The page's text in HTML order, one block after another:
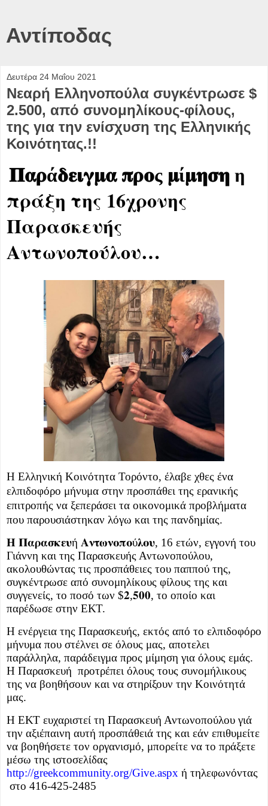
Αντίποδας
Δευτέρα 24 Μαΐου 2021
Νεαρή Ελληνοπούλα συγκέντρωσε $
2.500, από συνομηλίκους-φίλους,
της για την ενίσχυση της Ελληνικής
Κοινότητας.!!
𝚷𝛂𝛒ά𝛅𝛆𝛊𝛄𝛍𝛂 𝛑𝛒𝛐ς 𝛍ί𝛍𝛈𝛔𝛈 η
πράξη της 16χρονης
Παρασκευής
Αντωνοπούλου…
Η Ελληνική Κοινότητα Τορόντο, έλαβε χθες ένα
ελπιδοφόρο μήνυμα στην προσπάθει της ερανικής
επιτροπής να ξεπεράσει τα οικονομικά προβλήματα
που παρουσιάστηκαν λόγω και της πανδημίας.
𝚮 𝚷𝛂𝛒𝛂𝛔𝛋𝛆𝛖ή 𝚨𝛎𝛕𝛚𝛎𝛐𝛑𝛐ύ𝛌𝛐𝛖, 16 ετών, εγγονή του
Γιάννη και της Παρασκευής Αντωνοπούλου,
ακολουθώντας τις προσπάθειες του παππού της,
συγκέντρωσε από συνομηλίκους φίλους της και
συγγενείς, το ποσό των $𝟐,𝟓𝟎𝟎, το οποίο και
παρέδωσε στην ΕΚΤ.
Η ενέργεια της Παρασκευής, εκτός από το ελπιδοφόρο
μήνυμα που στέλνει σε όλους μας, αποτελει
παράλληλα, παράδειγμα προς μίμηση για όλους εμάς.
Η Παρασκευή προτρέπει όλους τους συνομήλικους
της να βοηθήσουν και να στηρίξουν την Κοινότητά
μας.
Η ΕΚΤ ευχαριστεί τη Παρασκευή Αντωνοπούλου γιά
την αξιέπαινη αυτή προσπάθειά της και εάν επιθυμείτε
να βοηθήσετε τον οργανισμό, μπορείτε να το πράξετε
μέσω της ιστοσελίδας
http://greekcommunity.org/Give.aspx ή τηλεφωνόντας
στο 416-425-2485